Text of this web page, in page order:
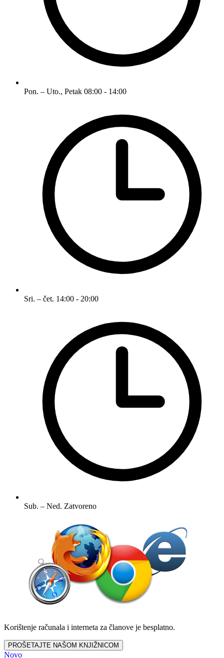
Pon. – Uto., Petak 08:00 - 14:00
Sri. – čet. 14:00 - 20:00
Sub. – Ned. Zatvoreno
Korištenje računala i interneta za članove je besplatno.
PROŠETAJTE NAŠOM KNJIŽNICOM
Novo